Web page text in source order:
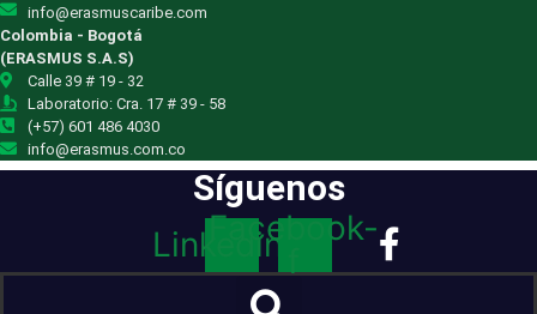
info@erasmuscaribe.com
Colombia - Bogotá
(ERASMUS S.A.S)
Calle 39 # 19 - 32
Laboratorio: Cra. 17 # 39 - 58
(+57) 601 486 4030
info@erasmus.com.co
Síguenos
Linkedin
Facebook-
f